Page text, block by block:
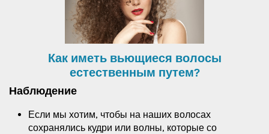
Как иметь вьющиеся волосы
естественным путем?
Наблюдение
Если мы хотим, чтобы на наших волосах
сохранялись кудри или волны, которые со